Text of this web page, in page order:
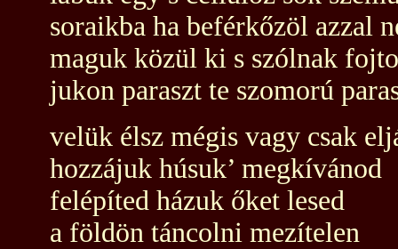
soraikba ha beférkőzöl azzal
maguk közül ki s szólnak
jukon paraszt te szomorú
velük élsz mégis vagy csak
hozzájuk húsuk’ megkívánod
felépíted házuk őket lesed
a földön táncolni mezítelen